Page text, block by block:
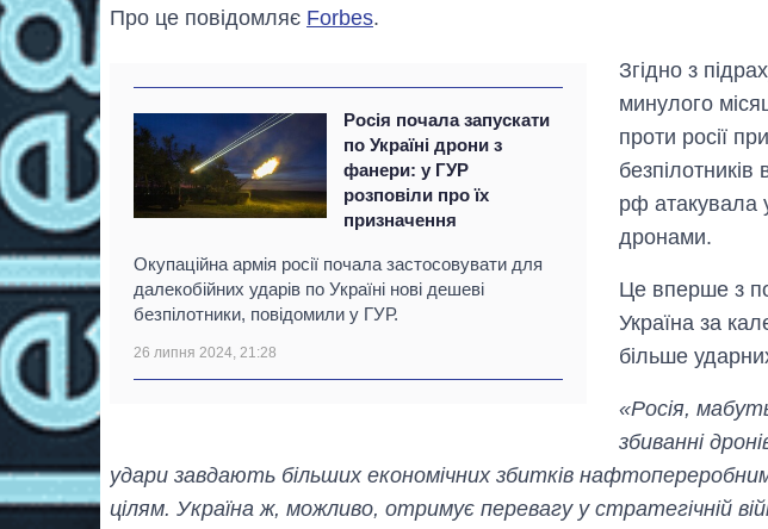
Про це повідомляє Forbes.
Росія почала запускати
по Україні дрони з
фанери: у ГУР
розповіли про їх
призначення
Окупаційна армія росії почала застосовувати для
далекобійних ударів по Україні нові дешеві
безпілотники, повідомили у ГУР.
26 липня 2024, 21:28
Згідно з
минулого
проти росії
безпілотників
рф атакувала
дронами.
Це вперше з
Україна за
більше
«Росія,
збиванні
удари завдають більших економічних збитків
цілям. Україна ж, можливо, отримує перевагу у стратегічній